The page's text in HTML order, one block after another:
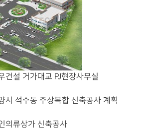
건설 거가대교 PJ현장사무실
시 석수동 주상복합 신축공사 계획
의류상가 신축공사